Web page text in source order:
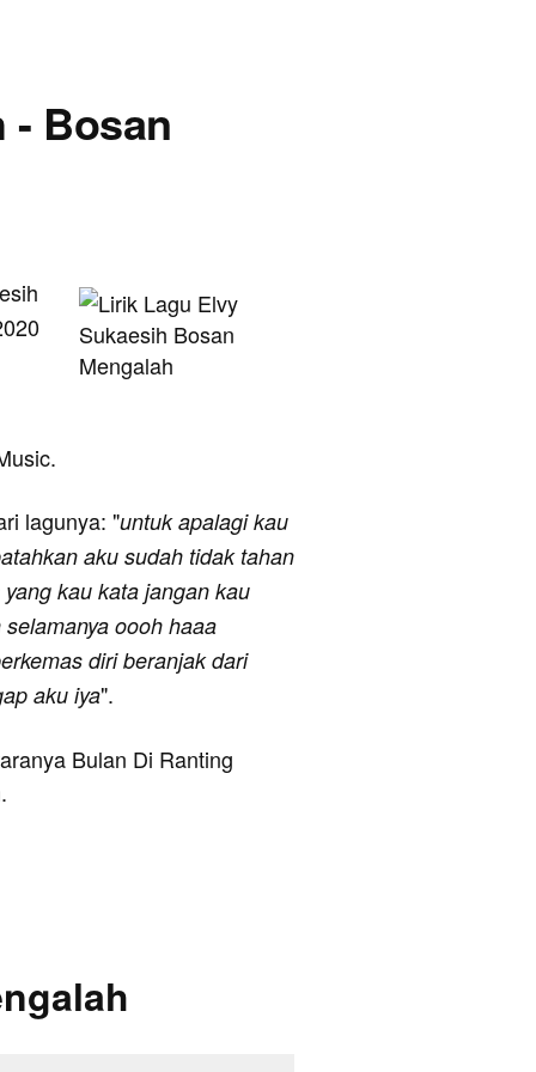
- Bosan
lagunya: "untuk apalagi kau
aku sudah tidak tahan
kau kata jangan kau
oooh haaa
diri beranjak dari
aku iya".
Bulan Di Ranting